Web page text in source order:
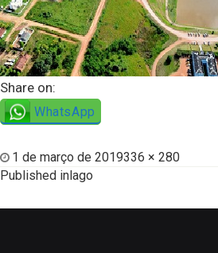
Share on:
WhatsApp
1 de março de 2019336 × 280
Published inlago